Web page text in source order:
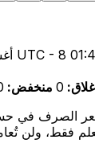
:
0 منخفض:
الصرف في
فقط، ولن